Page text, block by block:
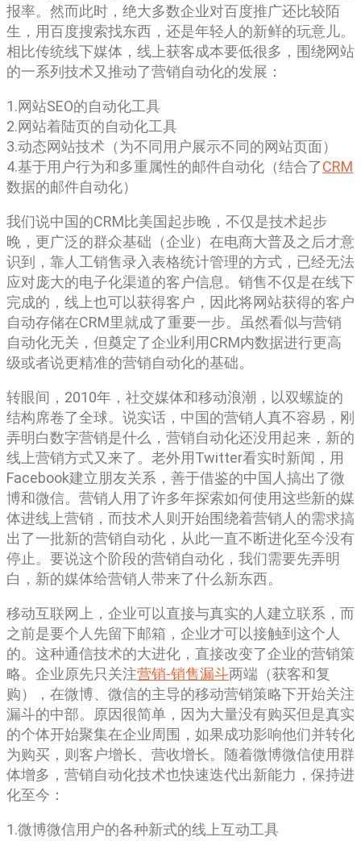
报率。然而此时，绝大多数企业对百度推广还比较陌
生，用百度搜索找东西，还是年轻人的新鲜的玩意儿。
相比传统线下媒体，线上获客成本要低很多，围绕网站
的一系列技术又推动了营销自动化的发展：
1.网站SEO的自动化工具
2.网站着陆页的自动化工具
3.动态网站技术（为不同用户展示不同的网站页面）
4.基于用户行为和多重属性的邮件自动化（结合了CRM
数据的邮件自动化）
我们说中国的CRM比美国起步晚，不仅是技术起步
晚，更广泛的群众基础（企业）在电商大普及之后才意
识到，靠人工销售录入表格统计管理的方式，已经无法
应对庞大的电子化渠道的客户信息。销售不仅是在线下
完成的，线上也可以获得客户，因此将网站获得的客户
自动存储在CRM里就成了重要一步。虽然看似与营销
自动化无关，但奠定了企业利用CRM内数据进行更高
级或者说更精准的营销自动化的基础。
转眼间，2010年，社交媒体和移动浪潮，以双螺旋的
结构席卷了全球。说实话，中国的营销人真不容易，刚
弄明白数字营销是什么，营销自动化还没用起来，新的
线上营销方式又来了。老外用Twitter看实时新闻，用
Facebook建立朋友关系，善于借鉴的中国人搞出了微
博和微信。营销人用了许多年探索如何使用这些新的媒
体进线上营销，而技术人则开始围绕着营销人的需求搞
出了一批新的营销自动化，从此一直不断进化至今没有
停止。要说这个阶段的营销自动化，我们需要先弄明
白，新的媒体给营销人带来了什么新东西。
移动互联网上，企业可以直接与真实的人建立联系，而
之前是要个人先留下邮箱，企业才可以接触到这个人
的。这种通信技术的大进化，直接改变了企业的营销策
略。企业原先只关注营销-销售漏斗两端（获客和复
购），在微博、微信的主导的移动营销策略下开始关注
漏斗的中部。原因很简单，因为大量没有购买但是真实
的个体开始聚集在企业周围，如果成功影响他们并转化
为购买，则客户增长、营收增长。随着微博微信使用群
体增多，营销自动化技术也快速迭代出新能力，保持进
化至今：
1.微博微信用户的各种新式的线上互动工具